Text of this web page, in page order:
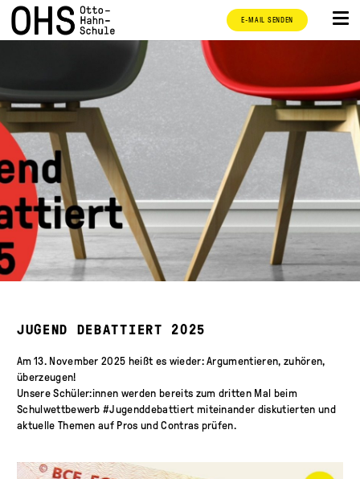
E-MAIL SENDEN
JUGEND DEBATTIERT 2025
Am 13. November 2025 heißt es wieder: Argumentieren, zuhören,
überzeugen!
Unsere Schüler:innen werden bereits zum dritten Mal beim
Schulwettbewerb#Jugenddebattiert miteinander diskutierten und
aktuelle Themen auf Pros und Contras prüfen.